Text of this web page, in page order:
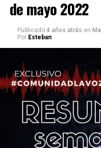
de mayo 2022
Publicado 4 años atrás en
Por Esteban